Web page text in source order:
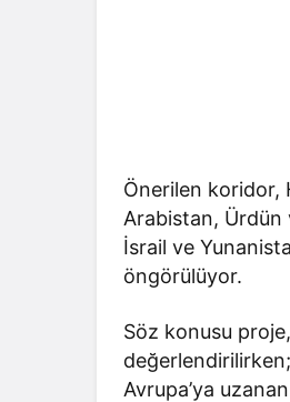
Önerilen koridor,
Arabistan, Ürdün
İsrail ve
öngörülüyor.
Söz konusu
değerlendirilirken;
Avrupa’ya